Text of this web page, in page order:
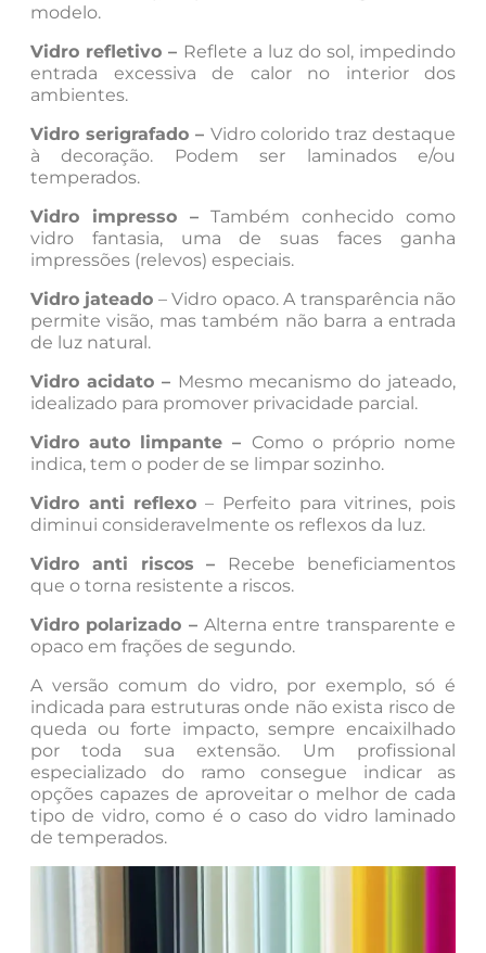
modelo.
Vidro refletivo – Reflete a luz do sol, impedindo
entrada excessiva de calor no interior dos
ambientes.
Vidro serigrafado – Vidro colorido traz destaque
à decoração. Podem ser laminados e/ou
temperados.
Vidro impresso –Também conhecido como
vidro fantasia, uma de suas faces ganha
impressões (relevos) especiais.
Vidro jateado – Vidro opaco. A transparência não
permite visão, mas também não barra a entrada
de luz natural.
Vidro acidato – Mesmo mecanismo do jateado,
idealizado para promover privacidade parcial.
Vidro auto limpante – Como o próprio nome
indica, tem o poder de se limpar sozinho.
Vidro anti reflexo – Perfeito para vitrines, pois
diminui consideravelmente os reflexos da luz.
Vidro anti riscos – Recebe beneficiamentos
que o torna resistente a riscos.
Vidro polarizado – Alterna entre transparente e
opaco em frações de segundo.
A versão comum do vidro, por exemplo, só é
indicada para estruturas onde não exista risco de
queda ou forte impacto, sempre encaixilhado
por toda sua extensão. Um profissional
especializado do ramo consegue indicar as
opções capazes de aproveitar o melhor de cada
tipo de vidro, como é o caso do vidro laminado
de temperados.